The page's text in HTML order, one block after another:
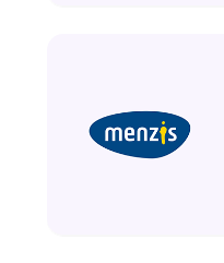
Odido